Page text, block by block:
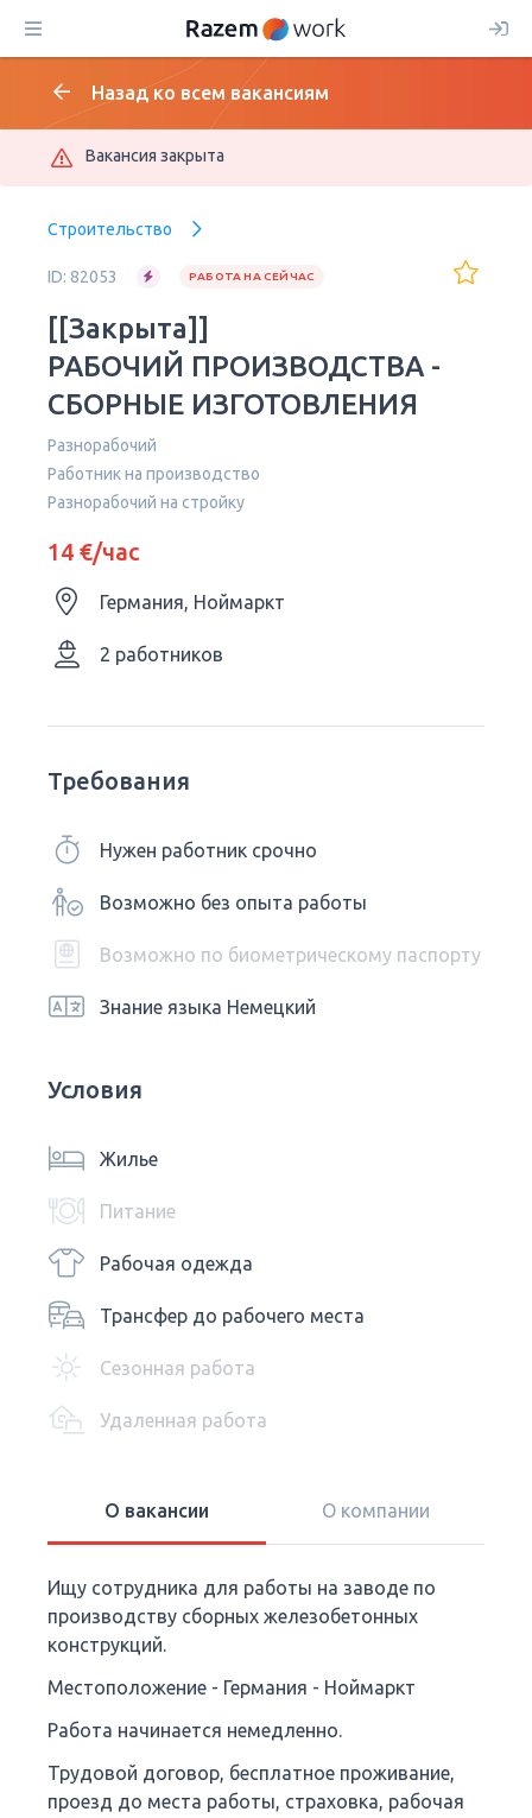
Назад ко всем вакансиям
Вакансия закрыта
Строительство
ID: 82053 РАБОТА НА СЕЙЧАС
[[Закрыта]]
РАБОЧИЙ ПРОИЗВОДСТВА -
СБОРНЫЕ ИЗГОТОВЛЕНИЯ
Разнорабочий
Работник на производство
Разнорабочий на стройку
14 €/час
Германия, Ноймаркт
2 работников
Требования
Нужен работник срочно
Возможно без опыта работы
Возможно по биометрическому паспорту
Знание языка Немецкий
Условия
Жилье
Питание
Рабочая одежда
Трансфер до рабочего места
Сезонная работа
Удаленная работа
О вакансии О компании
Ищу сотрудника для работы на заводе по
производству сборных железобетонных
конструкций.
Местоположение - Германия - Ноймаркт
Работа начинается немедленно.
Трудовой договор, бесплатное проживание,
проезд до места работы, страховка, рабочая